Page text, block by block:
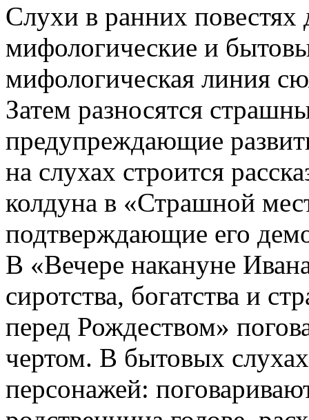
Слухи в ранних повестях
мифологические и
мифологическая линия
Затем разносятся
предупреждающие
на слухах строится
колдуна в «Страшной
подтверждающие его
В «Вечере накануне
сиротства, богатства и
перед Рождеством»
чертом. В бытовых
персонажей: